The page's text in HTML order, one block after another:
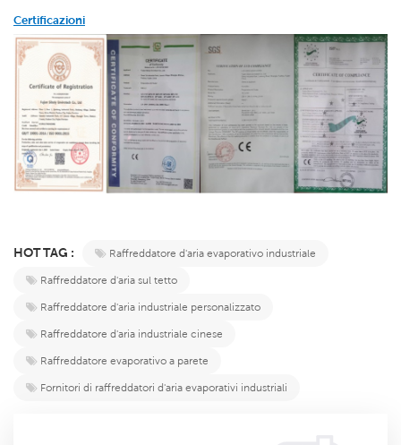
Certificazioni
HOT TAG :
Raffreddatore d'aria evaporativo industriale
Raffreddatore d'aria sul tetto
Raffreddatore d'aria industriale personalizzato
Raffreddatore d'aria industriale cinese
Raffreddatore evaporativo a parete
Fornitori di raffreddatori d'aria evaporativi industriali